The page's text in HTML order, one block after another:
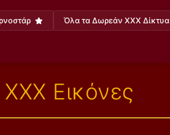
Όλα τα Δωρεάν XXX Δίκτυα
Εικόνες